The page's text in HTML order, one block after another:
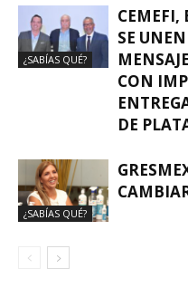
¿SABÍAS QUÉ?
CEMEFI,
SE
CON
DE
¿SABÍAS QUÉ?